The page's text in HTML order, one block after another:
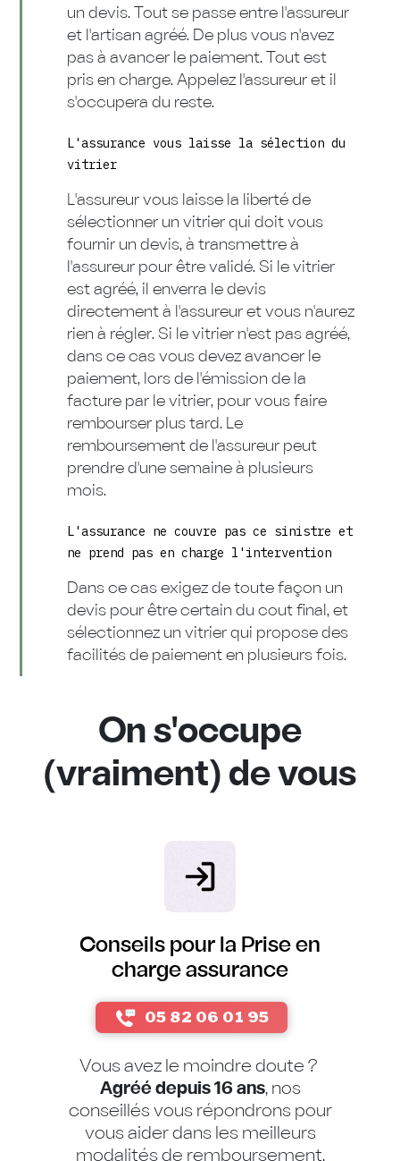
un devis. Tout se passe entre l'assureur
et l'artisan agréé. De plus vous n'avez
pas à avancer le paiement. Tout est
pris en charge. Appelez l'assureur et il
s'occupera du reste.
L'assurance vous laisse la sélection du
vitrier
L'assureur vous laisse la liberté de
sélectionner un vitrier qui doit vous
fournir un devis, à transmettre à
l'assureur pour être validé. Si le vitrier
est agréé, il enverra le devis
directement à l'assureur et vous n'aurez
rien à régler. Si le vitrier n'est pas agréé,
dans ce cas vous devez avancer le
paiement, lors de l'émission de la
facture par le vitrier, pour vous faire
rembourser plus tard. Le
remboursement de l'assureur peut
prendre d'une semaine à plusieurs
mois.
L'assurance ne couvre pas ce sinistre et
ne prend pas en charge l'intervention
Dans ce cas exigez de toute façon un
devis pour être certain du cout final, et
sélectionnez un vitrier qui propose des
facilités de paiement en plusieurs fois.
On s'occupe
(vraiment) de vous
Conseils pour la Prise en
charge assurance
05 82 06 01 95
Vous avez le moindre doute ?
Agréé depuis 16 ans, nos
conseillés vous répondrons pour
vous aider dans les meilleurs
modalités de remboursement.